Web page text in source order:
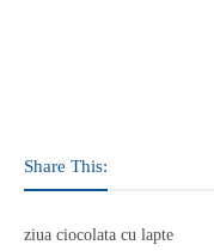
Share This:
ziua ciocolata cu lapte